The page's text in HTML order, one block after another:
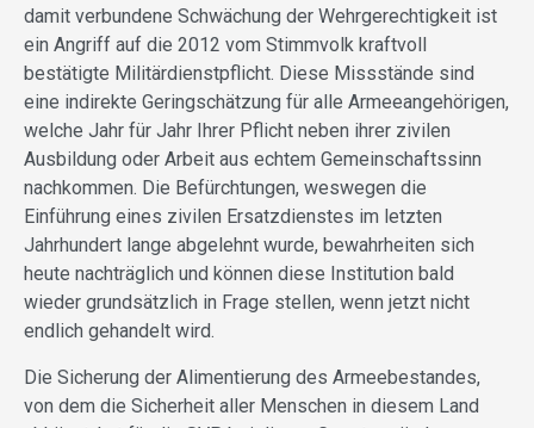
damit verbundene Schwächung der Wehrgerechtigkeit ist
ein Angriff auf die 2012 vom Stimmvolk kraftvoll
bestätigte Militärdienstpflicht. Diese Missstände sind
eine indirekte Geringschätzung für alle Armeeangehörigen,
welche Jahr für Jahr Ihrer Pflicht neben ihrer zivilen
Ausbildung oder Arbeit aus echtem Gemeinschaftssinn
nachkommen. Die Befürchtungen, weswegen die
Einführung eines zivilen Ersatzdienstes im letzten
Jahrhundert lange abgelehnt wurde, bewahrheiten sich
heute nachträglich und können diese Institution bald
wieder grundsätzlich in Frage stellen, wenn jetzt nicht
endlich gehandelt wird.
Die Sicherung der Alimentierung des Armeebestandes,
von dem die Sicherheit aller Menschen in diesem Land